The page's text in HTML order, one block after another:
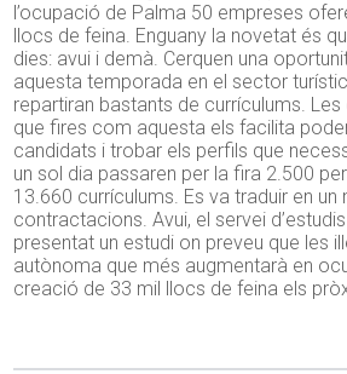
l’ocupació de Palma 50 empreses
llocs de feina. Enguany la novetat és
dies: avui i demà. Cerquen una
aquesta temporada en el sector
repartiran bastants de currículums.
que fires com aquesta els facilita
candidats i trobar els perfils que
un sol dia passaren per la fira 2.500
13.660 currículums. Es va traduir en un
contractacions. Avui, el servei
presentat un estudi on preveu que les
autònoma que més augmentarà en
creació de 33 mil llocs de feina els